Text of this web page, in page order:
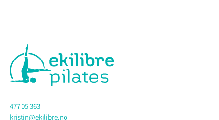
477 05 363
kristin@ekilibre.no